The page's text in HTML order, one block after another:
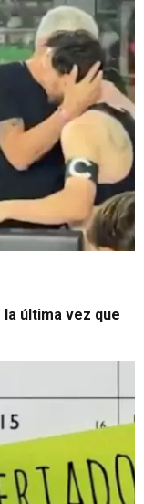
última vez que